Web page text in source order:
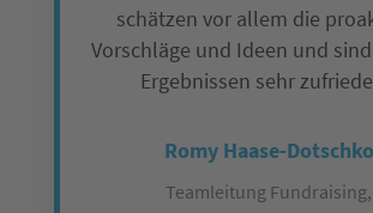
schätzen vor allem die
Vorschläge und Ideen und
Ergebnissen sehr
Romy Haase-Dotschko
Teamleitung Fundraising,